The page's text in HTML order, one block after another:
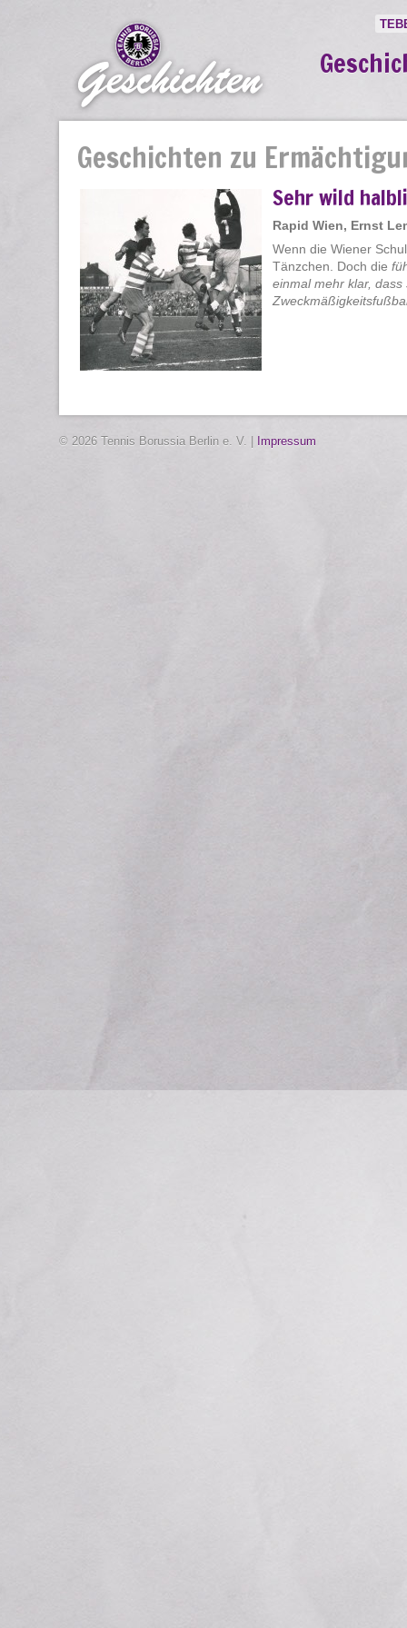
Geschichten zu
Sehr wild
Rapid Wien, Ernst
Wenn die Wiener
Tänzchen. Doch die
einmal mehr klar,
© 2026 Tennis Borussia Berlin e. V. | Impressum